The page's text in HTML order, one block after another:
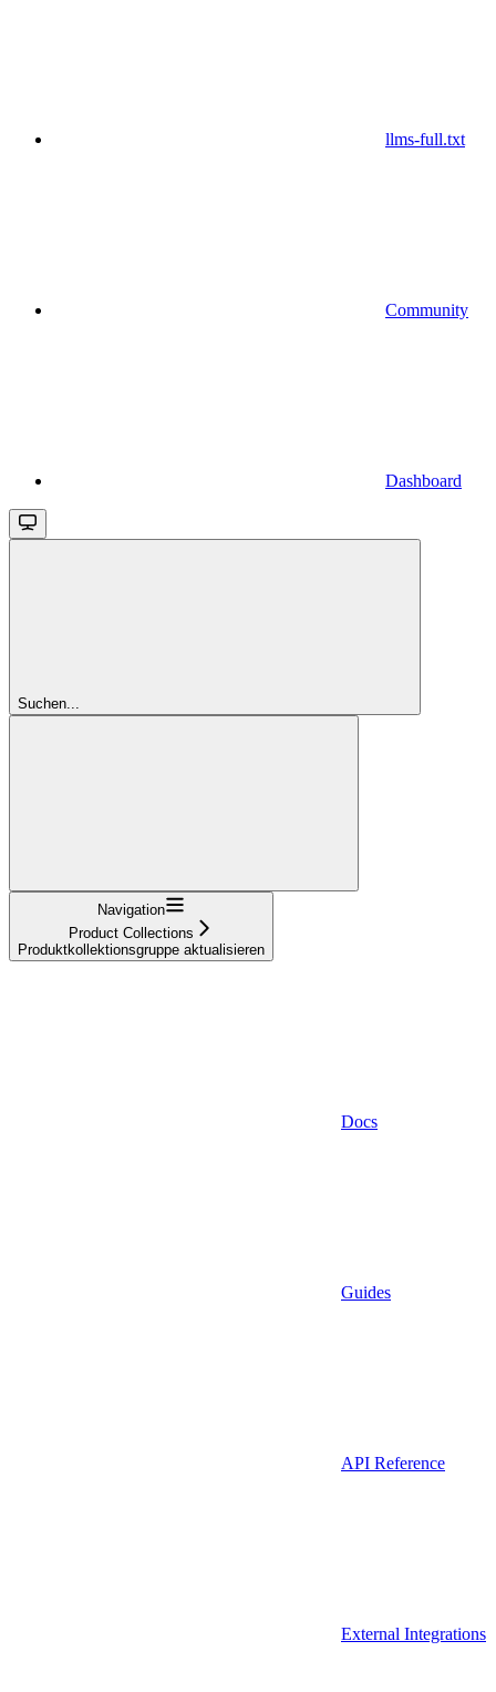
llms-full.txt
Community
Dashboard
Suchen...
Navigation
Product Collections
Produktkollektionsgruppe aktualisieren
Docs
Guides
API Reference
External Integrations